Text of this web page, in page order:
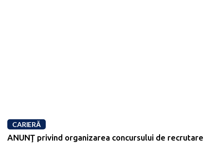
CARIERĂ
ANUNŢ privind organizarea concursului de recrutare